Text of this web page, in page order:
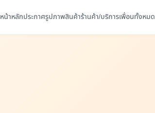
หน้าหลักประกาศรูปภาพสินค้าร้านค้า/บริการเพื่อนทั้งหมด